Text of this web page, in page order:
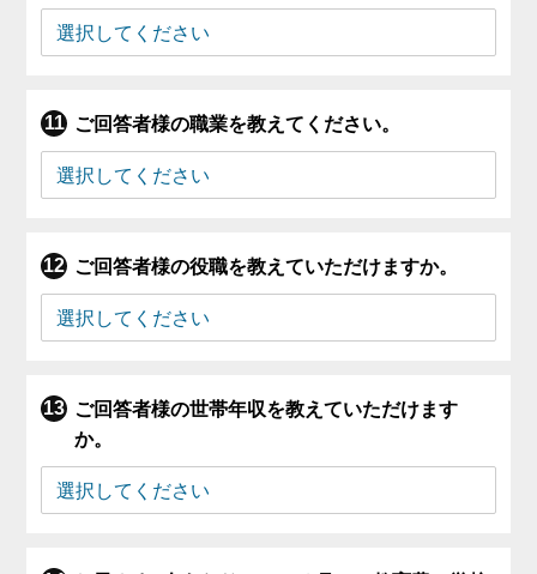
ご回答者様の職業を教えてください。
ご回答者様の役職を教えていただけますか。
ご回答者様の世帯年収を教えていただけます
か。